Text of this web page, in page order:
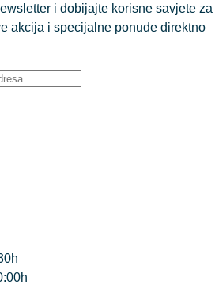
i dobijajte korisne savjete za
akcija i specijalne ponude direktno